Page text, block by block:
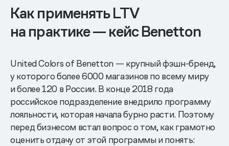
Как применять LTV
на практике — кейс Benetton
United Colors of Benetton — крупный фэшн-бренд,
у которого более 6000 магазинов по всему миру
и более 120 в России. В конце 2018 года
российское подразделение внедрило программу
лояльности, которая начала бурно расти. Поэтому
перед бизнесом встал вопрос о том, как грамотно
оценить отдачу от этой программы и понять: